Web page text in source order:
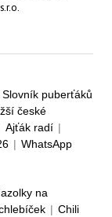
Slovník puberťáků
české
Ajťák radí |
| WhatsApp
na
| Chili